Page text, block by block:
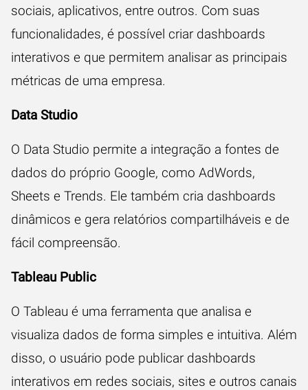
sociais, aplicativos, entre outros. Com suas
funcionalidades, é possível criar dashboards
interativos e que permitem analisar as principais
métricas de uma empresa.
Data Studio
O Data Studio permite a integração a fontes de
dados do próprio Google, como AdWords,
Sheets e Trends. Ele também cria dashboards
dinâmicos e gera relatórios compartilháveis e de
fácil compreensão.
Tableau Public
O Tableau é uma ferramenta que analisa e
visualiza dados de forma simples e intuitiva. Além
disso, o usuário pode publicar dashboards
interativos em redes sociais, sites e outros canais